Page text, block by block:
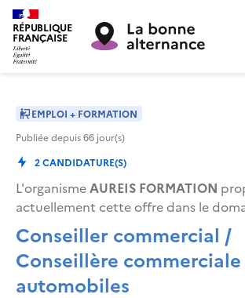
RÉPUBLIQUE
FRANÇAISE
EMPLOI + FORMATION
Publiée depuis66 jour(s)
2CANDIDATURE(S)
L'organismeAUREIS FORMATION
actuellement cette offre dans le
Conseiller commercial /
Conseillère commerciale
automobiles